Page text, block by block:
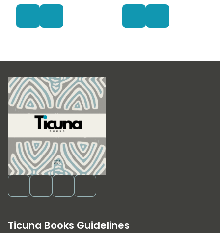
Ticuna Books Guidelines